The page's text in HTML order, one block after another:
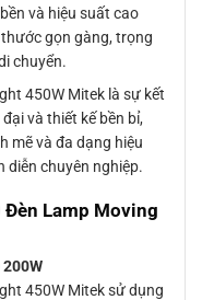
và hiệu suất cao
gọn gàng, trọng
chuyển.
450W Mitek là sự kết
và thiết kế bền bỉ,
mẽ và đa dạng hiệu
diễn chuyên nghiệp.
Đèn Lamp Moving
200W
450W Mitek sử dụng